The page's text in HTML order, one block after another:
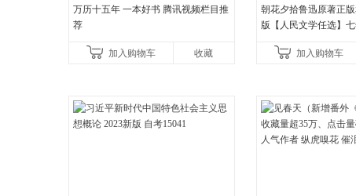
万历十五年 一本好书 腾讯视频栏目推
荐
加入购物车 收藏
朝花夕拾鲁迅原著正
版【人民文学任选】
中名著语文书目初一课
加入购物车